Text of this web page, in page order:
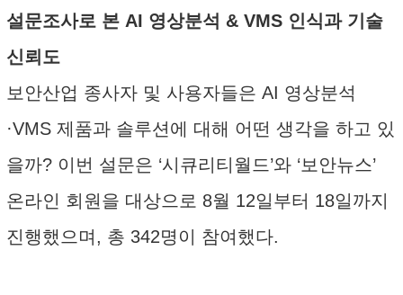
설문조사로 본 AI 영상분석 & VMS 인식과 기술
신뢰도
보안산업 종사자 및 사용자들은 AI 영상분석
·VMS 제품과 솔루션에 대해 어떤 생각을 하고 있
을까? 이번 설문은 ‘시큐리티월드’와 ‘보안뉴스’
온라인 회원을 대상으로 8월 12일부터 18일까지
진행했으며, 총 342명이 참여했다.